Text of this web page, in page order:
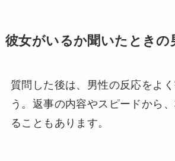
彼女がいるか聞いたときの
質問した後は、男性の反応をよ
う。返事の内容やスピードから
ることもあります。